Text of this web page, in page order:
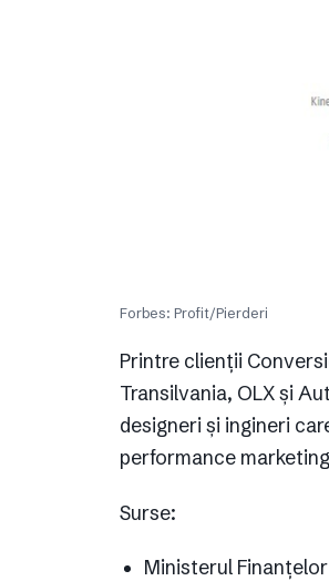
Forbes: Profit/Pierderi
Printre clienții
Transilvania, OLX și
designeri și ingineri
performance
Surse:
Ministerul